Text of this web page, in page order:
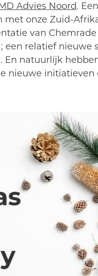
Advies Noord.
met onze Zuid-
van
relatief nieuwe
En natuurlijk
nieuwe